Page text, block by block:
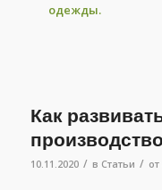
одежды.
Как
10.11.2020 / в Статьи / от